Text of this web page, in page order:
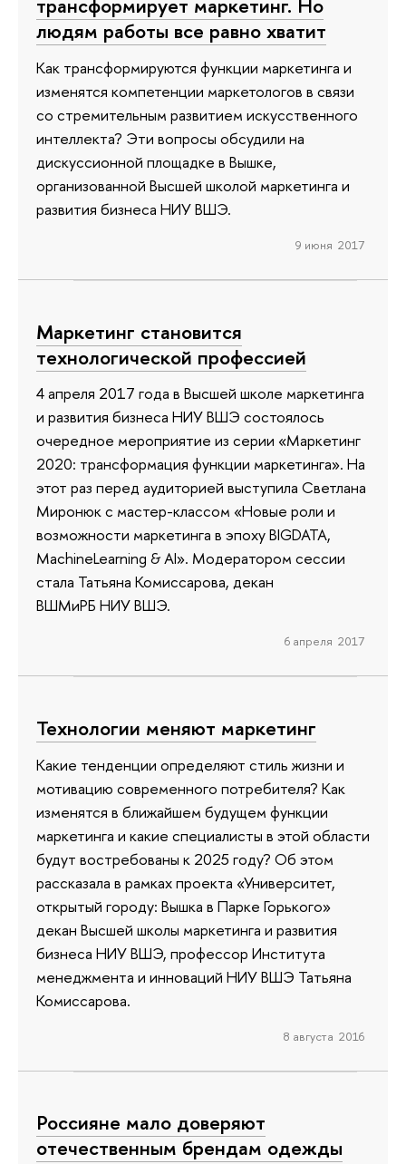
трансформирует маркетинг. Но
людям работы все равно хватит
Как трансформируются функции маркетинга и
изменятся компетенции маркетологов в связи
со стремительным развитием искусственного
интеллекта? Эти вопросы обсудили на
дискуссионной площадке в Вышке,
организованной Высшей школой маркетинга и
развития бизнеса НИУ ВШЭ.
9 июня 2017
Маркетинг становится
технологической профессией
4 апреля 2017 года в Высшей школе маркетинга
и развития бизнеса НИУ ВШЭ состоялось
очередное мероприятие из серии «Маркетинг
2020: трансформация функции маркетинга». На
этот раз перед аудиторией выступила Светлана
Миронюк с мастер-классом «Новые роли и
возможности маркетинга в эпоху BIGDATA,
MachineLearning & AI». Модератором сессии
стала Татьяна Комиссарова, декан
ВШМиРБ НИУ ВШЭ.
6 апреля 2017
Технологии меняют маркетинг
Какие тенденции определяют стиль жизни и
мотивацию современного потребителя? Как
изменятся в ближайшем будущем функции
маркетинга и какие специалисты в этой области
будут востребованы к 2025 году? Об этом
рассказала в рамках проекта «Университет,
открытый городу: Вышка в Парке Горького»
декан Высшей школы маркетинга и развития
бизнеса НИУ ВШЭ, профессор Института
менеджмента и инноваций НИУ ВШЭ Татьяна
Комиссарова.
8 августа 2016
Россияне мало доверяют
отечественным брендам одежды